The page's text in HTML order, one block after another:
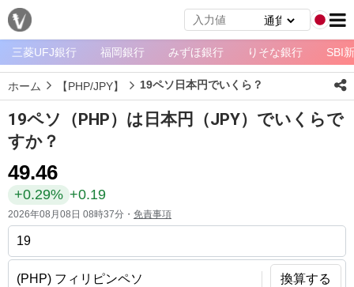
メ
ニ
ュ
ー
ホ
ム
ペ
ー
ジ
通
三菱UFJ銀行 福岡銀行 みずほ銀行 りそな銀行 SBI
ホーム 【PHP/JPY】 19ペソ日本円でいくら？
19ペソ（PHP）は日本円（JPY）でいくらで
すか？
49.46
+0.29% +0.19
2026年08月08日 08時37分・ 免責事項
換算する